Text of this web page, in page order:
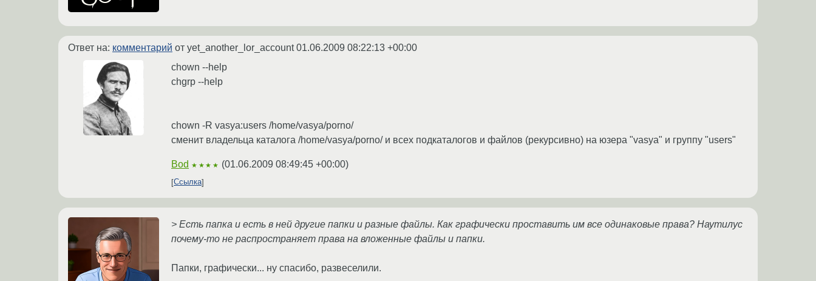
Ответ на: комментарий от yet_another_lor_account01.06.2009 08:22:13 +00:00
chown --help
chgrp --help
chown -R vasya:users /home/vasya/porno/
сменит владельца каталога /home/vasya/porno/ и всех подкаталогов и файлов (рекурсивно) на юзера "vasya" и группу "users"
Bod ★★★★ (01.06.2009 08:49:45 +00:00)
Ссылка
> Есть папка и есть в ней другие папки и разные файлы. Как графически проставить им все одинаковые права? Наутилус
почему-то не распространяет права на вложенные файлы и папки.
Папки, графически... ну спасибо, развеселили.